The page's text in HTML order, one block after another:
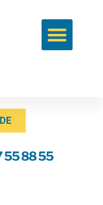
55 88 55